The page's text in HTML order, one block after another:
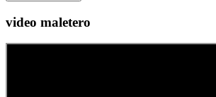
video maletero